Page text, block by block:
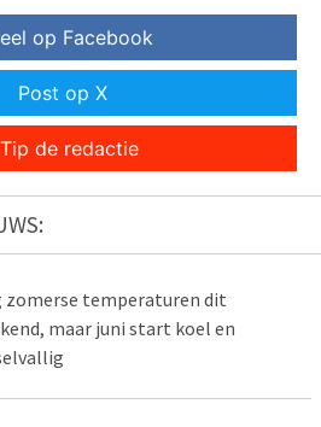
op Facebook
Post op X
Tip de redactie
zomerse temperaturen dit
maar juni start koel en